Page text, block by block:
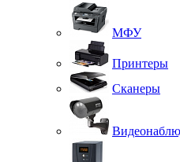
МФУ
Принтеры
Сканеры